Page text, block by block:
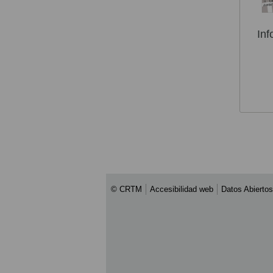
© CRTM Accesibilidad web Datos Abiertos